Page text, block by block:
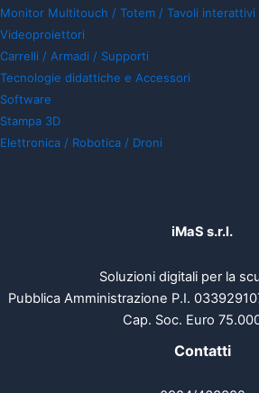
Monitor Multitouch / Totem / Tavoli interattivi
Videoproiettori
Carrelli / Armadi / Supporti
Tecnologie didattiche e Accessori
Software
Stampa 3D
Elettronica / Robotica / Droni
iMaS s.r.l.
Soluzioni digitali per la
Pubblica Amministrazione P.I.
Cap. Soc. Euro
Contatti